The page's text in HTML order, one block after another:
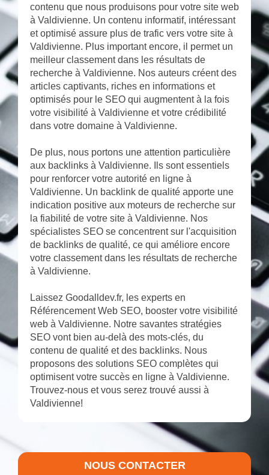
contenu que nous produisons pour votre site web
à Valdivienne. Un contenu informatif, intéressant
et optimisé assure plus de trafic vers votre site à
Valdivienne. Plus important encore, il permet un
meilleur classement dans les résultats de
recherche à Valdivienne. Nos auteurs créent des
articles captivants, riches en informations et
optimisés pour le SEO qui augmentent à la fois
votre visibilité à Valdivienne et votre crédibilité
dans votre domaine à Valdivienne.
De plus, nous portons une attention particulière
aux backlinks à Valdivienne. Ils sont essentiels
pour renforcer votre autorité en ligne à
Valdivienne. Un backlink de qualité apporte une
indication positive aux moteurs de recherche sur
la fiabilité de votre site à Valdivienne. Nos
spécialistes SEO se concentrent sur l'acquisition
de backlinks de qualité, ce qui améliore encore
votre classement dans les résultats de recherche
à Valdivienne.
Laissez Goodalldev.fr, les experts en
Référencement Web SEO, booster votre visibilité
web à Valdivienne. Notre savantes stratégies
SEO vont bien au-delà des mots-clés, du
contenu de qualité et des backlinks. Nous
proposons des solutions SEO complètes qui
optimisent votre succès en ligne à Valdivienne.
Trouvez-nous et vous serez trouvé aussi à
Valdivienne!
NOUS CONTACTER